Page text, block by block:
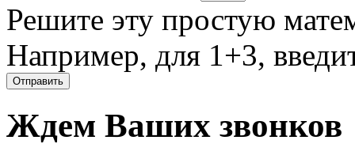
Решите эту простую
Например, для 1+3,
Ждем Ваших звонков